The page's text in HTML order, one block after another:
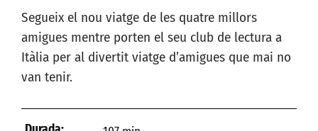
Segueix el nou viatge de les quatre millors
amigues mentre porten el seu club de lectura a
Itàlia per al divertit viatge d’amigues que mai no
van tenir.